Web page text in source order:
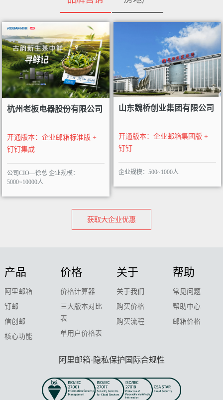
杭州老板电器股份有限公司
开通版本：企业邮箱标准版 +
钉钉集成
公司CIO—徐总 企业规模：
5000~10000人
山东魏桥创业集团有限公司
开通版本：企业邮箱集团版 +
钉钉
企业规模：500~1000人
获取大企业优惠
产品
阿里邮箱
钉邮
信创邮
核心功能
价格
价格计算器
三大版本对比
表
单用户价格表
关于
关于我们
购买价格
购买流程
帮助
常见问题
帮助中心
邮箱价格
阿里邮箱·隐私保护国际合规性